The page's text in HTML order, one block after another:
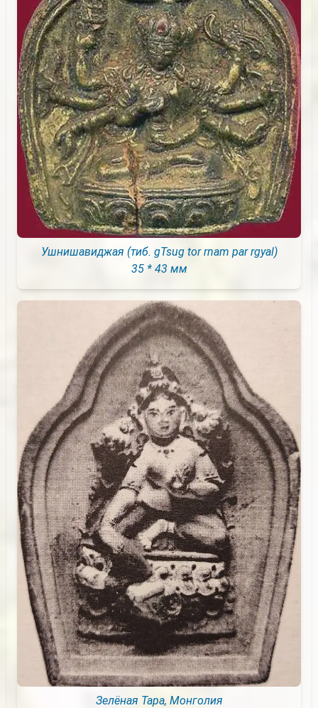
Ушнишавиджая (тиб. gTsug tor rnam par rgyal)
35 * 43 мм
Зелёная Тара, Монголия